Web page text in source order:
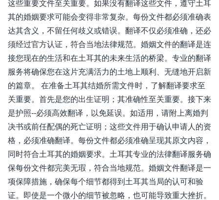
这些重要文件至关重要。如果没有翻译这些文件，遵守土耳
其的婚姻要求可能会变得非常复杂。每份文件都必须准确表
达其含义，不留任何歧义或错误。翻译不仅必须准确，还必
须经过官方认证，符合当地法律规范。婚姻文件的翻译是连
接您现在的生活和在土耳其的未来生活的桥梁。专业的翻译
服务将确保您在这片充满活力的土地上顺利、无缝地开启新
的篇章。 在准备土耳其结婚所需文件时，了解翻译要求至
关重要。首先是您的出生证明；其准确性至关重要。接下来
是护照--必须高效翻译，以免延误。如适用，请附上离婚判
决书或前任配偶的死亡证明；这些文件用于确认申请人的资
格，必须准确翻译。每份文件都必须准确呈现其原文内容，
同时符合土耳其的婚姻要求。土耳其专业的法律翻译服务确
保每份文件都完美无瑕，符合当地规范。婚姻文件翻译是一
项保障措施，确保每个细节都得到土耳其当局的认可和验
证。即使是一个微小的细节被忽略，也可能导致重大挫折。